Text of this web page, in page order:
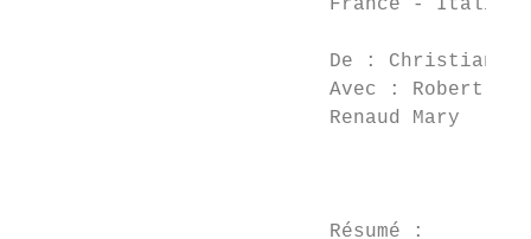
France - Italie
De : Christian-
Avec : Robert
Renaud Mary
                          Résumé :